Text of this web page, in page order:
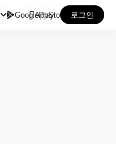
GooglePlay
AppStore 로그인